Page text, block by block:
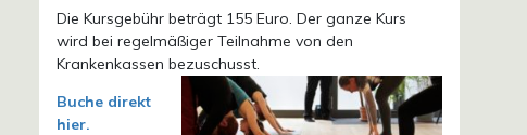
Die Kursgebühr beträgt 155 Euro. Der ganze Kurs
wird bei regelmäßiger Teilnahme von den
Krankenkassen bezuschusst.
Buche direkt
hier.